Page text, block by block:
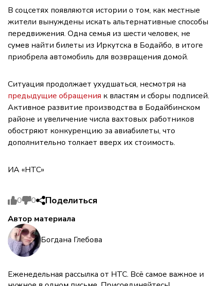
В соцсетях появляются истории о том, как местные
жители вынуждены искать альтернативные способы
передвижения. Одна семья из шести человек, не
сумев найти билеты из Иркутска в Бодайбо, в итоге
приобрела автомобиль для возвращения домой.
Ситуация продолжает ухудшаться, несмотря на
предыдущие обращения к властям и сборы подписей.
Активное развитие производства в Бодайбинском
районе и увеличение числа вахтовых работников
обостряют конкуренцию за авиабилеты, что
дополнительно толкает вверх их стоимость.
ИА «НТС»
0 0 Поделиться
Автор материала
Богдана Глебова
Еженедельная рассылка от НТС. Всё самое важное и